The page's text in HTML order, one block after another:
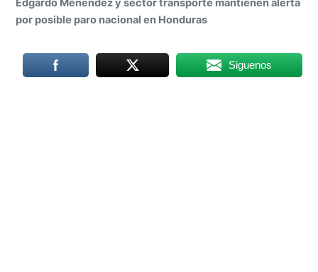
Edgardo Menéndez y sector transporte mantienen alerta
por posible paro nacional en Honduras
Siguenos